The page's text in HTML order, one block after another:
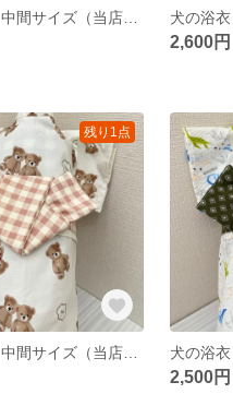
2,600円
残り1点
2,500円